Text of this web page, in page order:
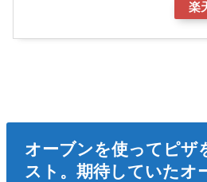
楽
オーブンを使ってピザ
スト。期待していたオ